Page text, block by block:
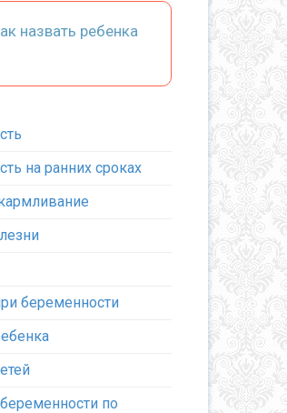
назвать ребенка
на ранних сроках
беременности
по